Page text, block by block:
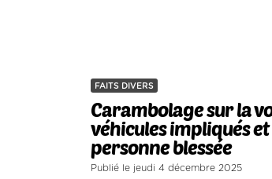
FAITS DIVERS
Carambolage sur la
véhicules impliqués
personne blessée
Publié le jeudi 4 décembre 2025